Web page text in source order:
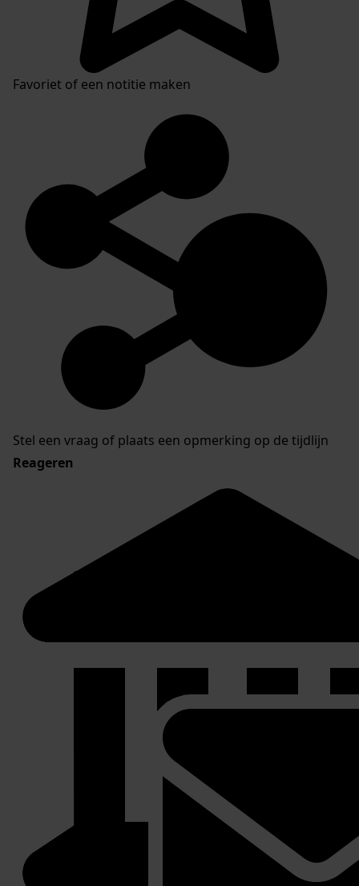
Favoriet of een notitie maken
Stel een vraag of plaats een opmerking op de tijdlijn
Reageren